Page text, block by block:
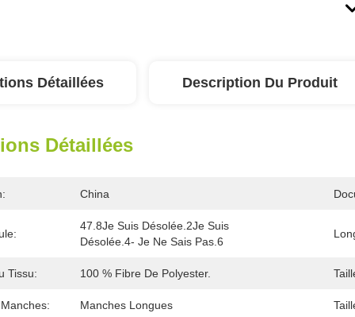
Détaillées Description Du Produit
Détaillées
China
47.8Je Suis Désolée.2Je Suis
Désolée.4- Je Ne Sais Pas.6
Tissu: 100 % Fibre De Polyester.
Manches Longues